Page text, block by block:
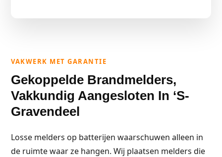
VAKWERK MET GARANTIE
Gekoppelde Brandmelders,
Vakkundig Aangesloten In ‘s-
Gravendeel
Losse melders op batterijen waarschuwen alleen in
de ruimte waar ze hangen. Wij plaatsen melders die